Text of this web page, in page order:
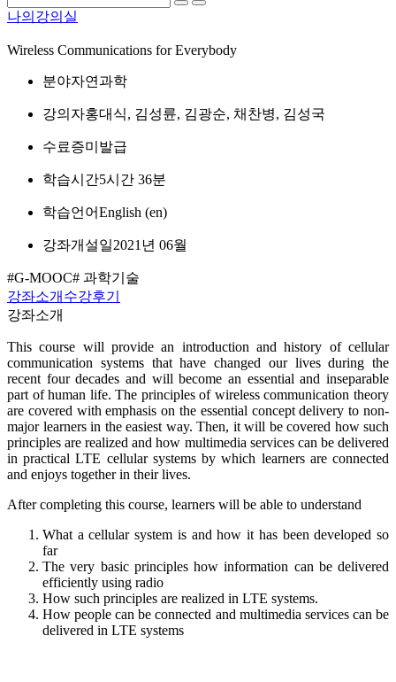
나의강의실
Wireless Communications for Everybody
분야자연과학
강의자홍대식, 김성륜, 김광순, 채찬병, 김성국
수료증미발급
학습시간5시간 36분
학습언어English ‎(en)‎
강좌개설일2021년 06월
#G-MOOC# 과학기술
강좌소개 수강후기
강좌소개
This course will provide an introduction and history of cellular
communication systems that have changed our lives during the
recent four decades and will become an essential and inseparable
part of human life. The principles of wireless communication theory
are covered with emphasis on the essential concept delivery to non-
major learners in the easiest way. Then, it will be covered how such
principles are realized and how multimedia services can be delivered
in practical LTE cellular systems by which learners are connected
and enjoys together in their lives.
After completing this course, learners will be able to understand
What a cellular system is and how it has been developed so
far
The very basic principles how information can be delivered
efficiently using radio
How such principles are realized in LTE systems.
How people can be connected and multimedia services can be
delivered in LTE systems